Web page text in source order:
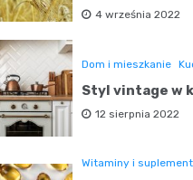
4 września 2022
Dom i mieszkanie
Styl vintage w
12 sierpnia 2022
Witaminy i